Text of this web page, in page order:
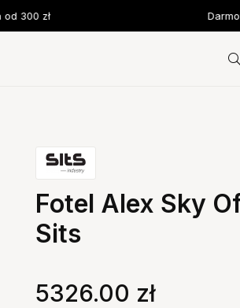
300 zł
Fotel Alex Sky
Sits
5326.00 zł